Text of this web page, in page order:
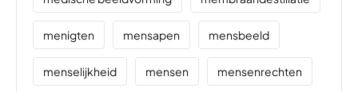
menigten mensapen mensbeeld
menselijkheid mensen mensenrechten